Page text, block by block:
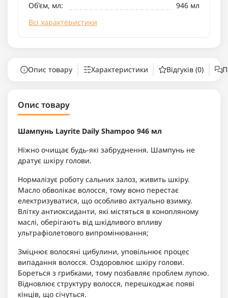
Об'єм, мл:
946 мл
Всі характеристики
Опис товару Характеристики Відгуків (0)
Опис товару
Шампунь Layrite Daily Shampoo 946 мл
Ніжно очищає будь-які забруднення. Шампунь не
дратує шкіру голови.
Нормалізує роботу сальних залоз, живить шкіру.
Масло обволікає волосся, тому воно перестає
електризуватися, що особливо актуально взимку.
Влітку антиоксиданти, які містяться в конопляному
маслі, оберігають від шкідливого впливу
ультрафіолетового випромінювання;
Зміцнює волосяні цибулини, уповільнює процес
випадання волосся. Оздоровлює шкіру голови.
Бореться з грибками, тому позбавляє проблем лупою.
Відновлює структуру волосся, перешкоджає появі
кінців, що січуться.